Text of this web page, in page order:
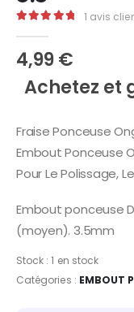
1 avis
4,99€
Achetez et
Fraise Ponceuse
Embout Ponceuse
Pour Le Polissage,
Embout ponceuse
(moyen). 3.5mm
Stock :1 en stock
Catégories : EMBOUT